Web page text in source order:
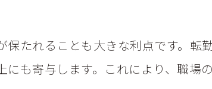
保たれることも大きな利点です。
にも寄与します。これにより、職